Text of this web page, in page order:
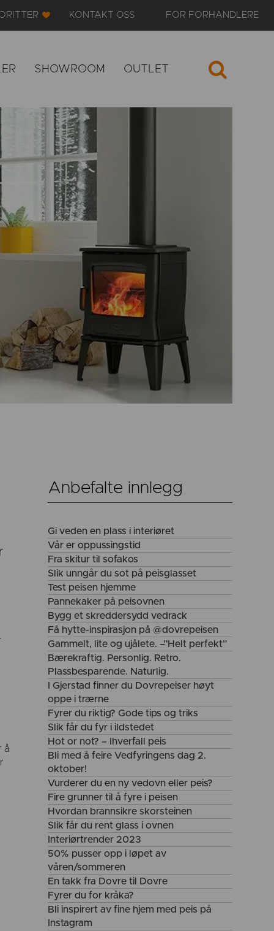
KONTAKT OSS FOR FORHANDLERE
SHOWROOM OUTLET
Anbefalte innlegg
Gi veden en plass i interiøret
Vår er oppussingstid
Fra skitur til sofakos
Slik unngår du sot på peisglasset
Test peisen hjemme
Pannekaker på peisovnen
Bygg et skreddersydd vedrack
Få hytte-inspirasjon på @dovrepeisen
Gammelt, lite og ujålete. –”Helt perfekt”
Bærekraftig. Personlig. Retro.
Plassbesparende. Naturlig.
I Gjerstad finner du Dovrepeiser høyt
oppe i trærne
Fyrer du riktig? Gode tips og triks
Slik får du fyr i ildstedet
Hot or not? – Ihverfall peis
Bli med å feire Vedfyringens dag 2.
oktober!
Vurderer du en ny vedovn eller peis?
Fire grunner til å fyre i peisen
Hvordan brannsikre skorsteinen
Slik får du rent glass i ovnen
Interiørtrender 2023
50% pusser opp i løpet av
våren/sommeren
En takk fra Dovre til Dovre
Fyrer du for kråka?
Bli inspirert av fine hjem med peis på
Instagram
å